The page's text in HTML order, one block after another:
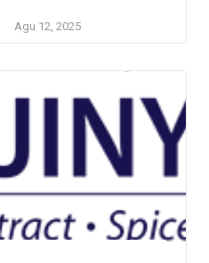
Barat, ID Deskripsi
dengan tim kami.
32 tahun. Pendidikan
Agu 12, 2025